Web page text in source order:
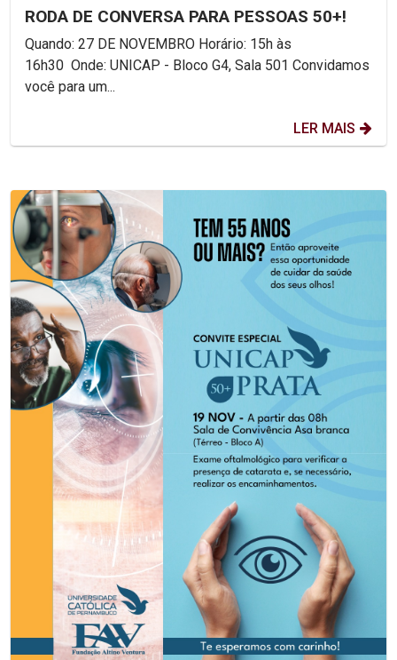
RODA DE CONVERSA PARA PESSOAS 50+!
Quando: 27 DE NOVEMBRO Horário: 15h às
16h30 Onde: UNICAP - Bloco G4, Sala 501 Convidamos
você para um...
LER MAIS